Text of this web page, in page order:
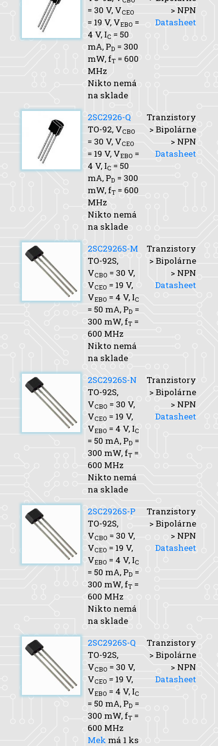
= 30 V, VCEO
= 19 V, VEBO =
4 V, IC = 50
mA, PD = 300
mW, fT = 600
MHz
Nikto nemá
na sklade
> NPN
Datasheet
2SC2926-Q
TO-92, VCBO
= 30 V, VCEO
= 19 V, VEBO =
4 V, IC = 50
mA, PD = 300
mW, fT = 600
MHz
Nikto nemá
na sklade
Tranzistory
> Bipolárne
> NPN
Datasheet
2SC2926S-M
TO-92S,
VCBO = 30 V,
VCEO = 19 V,
VEBO = 4 V, IC
= 50 mA, PD =
300 mW, fT =
600 MHz
Nikto nemá
na sklade
Tranzistory
> Bipolárne
> NPN
Datasheet
2SC2926S-N
TO-92S,
VCBO = 30 V,
VCEO = 19 V,
VEBO = 4 V, IC
= 50 mA, PD =
300 mW, fT =
600 MHz
Nikto nemá
na sklade
Tranzistory
> Bipolárne
> NPN
Datasheet
2SC2926S-P
TO-92S,
VCBO = 30 V,
VCEO = 19 V,
VEBO = 4 V, IC
= 50 mA, PD =
300 mW, fT =
600 MHz
Nikto nemá
na sklade
Tranzistory
> Bipolárne
> NPN
Datasheet
2SC2926S-Q
TO-92S,
VCBO = 30 V,
VCEO = 19 V,
VEBO = 4 V, IC
= 50 mA, PD =
300 mW, fT =
600 MHz
Mek má 1 ks
Tranzistory
> Bipolárne
> NPN
Datasheet